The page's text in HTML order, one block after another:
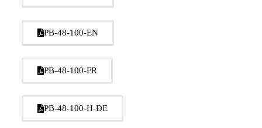
PB-48-100-EN
PB-48-100-FR
PB-48-100-H-DE